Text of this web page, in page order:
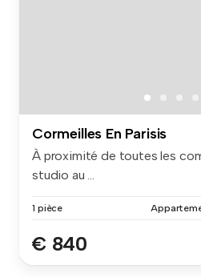
Cormeilles En Parisis
À proximité de toutes les
studio au ...
1 pièce
€ 840